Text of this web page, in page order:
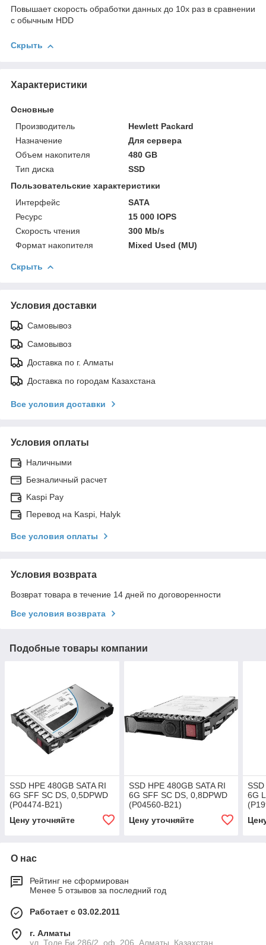
Повышает скорость обработки данных до 10х раз в сравнении
с обычным HDD
Скрыть
Характеристики
Основные
Производитель
Hewlett Packard
Назначение
Для сервера
Объем накопителя
480 GB
Тип диска
SSD
Пользовательские характеристики
Интерфейс
SATA
Ресурс
15 000 IOPS
Скорость чтения
300 Mb/s
Формат накопителя
Mixed Used (MU)
Скрыть
Условия доставки
Самовывоз
Самовывоз
Доставка по г. Алматы
Доставка по городам Казахстана
Все условия доставки
Условия оплаты
Наличными
Безналичный расчет
Kaspi Pay
Перевод на Kaspi, Halyk
Все условия оплаты
Условия возврата
Возврат товара в течение 14 дней по договоренности
Все условия возврата
Подобные товары компании
SSD HPE 480GB SATA RI
6G SFF SC DS, 0,5DPWD
(P04474-B21)
Цену уточняйте
SSD HPE 480GB SATA RI
6G SFF SC DS, 0,8DPWD
(P04560-B21)
Цену уточняйте
6G
О нас
Рейтинг не сформирован
Менее 5 отзывов за последний год
Работает с 03.02.2011
г. Алматы
ул. Толе Би 286/2, оф. 206, Алматы, Казахстан